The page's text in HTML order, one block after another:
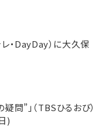
レ・DayDay）に大久保
問”」（TBSひるおび）
)